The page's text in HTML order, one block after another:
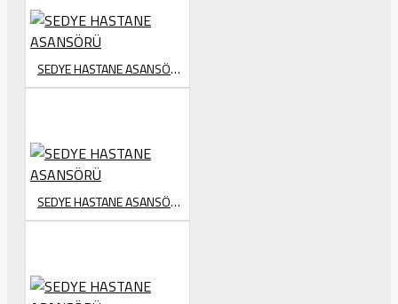
SEDYE HASTANE ASANSÖRÜ
SEDYE HASTANE ASANSÖRÜ